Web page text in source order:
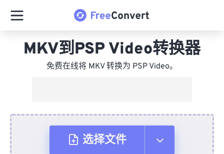
MKV到PSP Video转换器
免费在线将 MKV 转换为 PSP Video。
选择文件